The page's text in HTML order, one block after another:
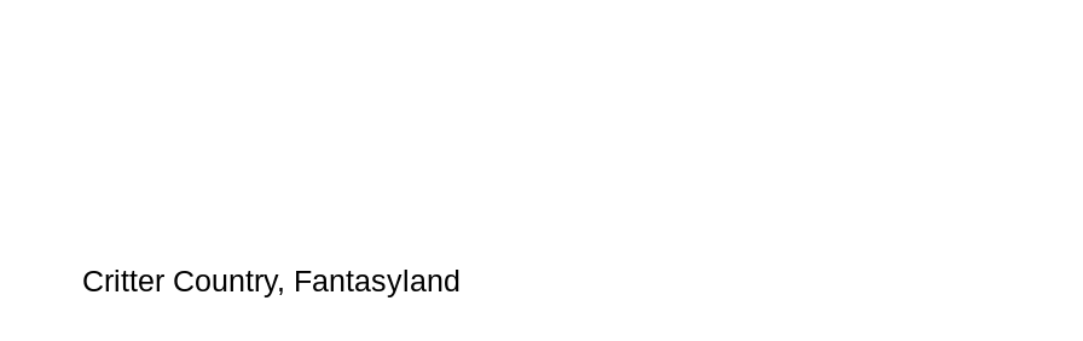
Critter Country, Fantasyland